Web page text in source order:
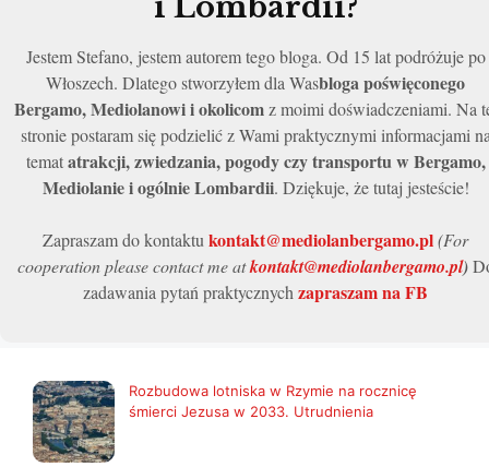
i Lombardii?
Jestem Stefano, jestem autorem tego bloga. Od 15 lat podróżuje po
Włoszech. Dlatego stworzyłem dla Wasbloga poświęconego
Bergamo, Mediolanowi i okolicomz moimi doświadczeniami. Na
stronie postaram się podzielić z Wami praktycznymi informacjami
tematatrakcji, zwiedzania, pogody czy transportu w Bergamo,
Mediolanie i ogólnie Lombardii. Dziękuje, że tutaj jesteście!
Zapraszam do kontaktukontakt@mediolanbergamo.pl(For
cooperation please contact me atkontakt@mediolanbergamo.pl)
zadawania pytań praktycznychzapraszam na FB
Rozbudowa lotniska w Rzymie na rocznicę
śmierci Jezusa w 2033. Utrudnienia